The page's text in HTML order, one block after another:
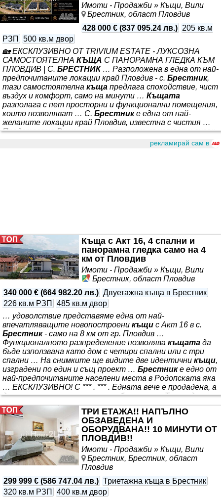
Имоти - Продажби » Къщи, Вили
Брестник, област Пловдив
428 000 € (837 095.24 лв.) 205 кв.м
РЗП
500 кв.м двор
🏡 ЕКСКЛУЗИВНО ОТ TRIVIUM ESTATE - ЛУКСОЗНА
САМОСТОЯТЕЛНА КЪЩА С ПАНОРАМНА ГЛЕДКА КЪМ
ПЛОВДИВ | С. БРЕСТНИК… Разположена в една от най-
предпочитаните локации край Пловдив - с. Брестник,
тази самостоятелна къща предлага спокойствие, чист
въздух и комфорт, само на минути … Къщата
разполага с пет просторни и функционални помещения,
които позволяват … С. Брестнике една от най-
желаните локации край Пловдив, известна с чистия …
Представяме Ви изключителен имот, съчетаващ висок
клас строителство, простор и впечатляваща
панорамна гледка към град Пловдив. *** от града. 📐
рекламирай сам в
Къща с Акт 16, 4 спални и
панорамна гледка само на 4
км от Пловдив
Имоти - Продажби » Къщи, Вили
Брестник, област Пловдив
340 000 € (664 982.20 лв.) Двуетажна къща в Брестник
226 кв.м РЗП
485 кв.м двор
… удоволствие представяме една от най-
впечатляващите новопостроени къщи с Акт 16 в с.
Брестник- само на 8 км от гр. Пловдив …
Функционалното разпределение позволява къщата да
бъде използвана като дом с четири спални или с три
спални … На снимките ще видите две идентични къщи,
изградени по един и същ проект … Брестнике едно от
най-предпочитаните населени места в Родопската яка
… ЕКСКЛУЗИВНО! С *** . *** . Едната вече е продадена, а
другата очаква своите нови собственици. Това е дом,
който впечатлява не само с високото качество на
изпълнение, но и с невероятните панорамни гледки към
Пловдив и Родопите, спокойствието
ТРИ ЕТАЖА!! НАПЪЛНО
ОБЗАВЕДЕНА И
ОБОРУДВАНА!! 10 МИНУТИ ОТ
ПЛОВДИВ!!
Имоти - Продажби » Къщи, Вили
Брестник, Брестник, област
Пловдив
299 999 € (586 747.04 лв.) Триетажна къща в Брестник
320 кв.м РЗП
400 кв.м двор